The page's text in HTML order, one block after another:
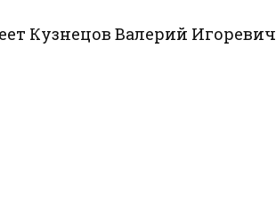
Кузнецов Валерий Игоревич